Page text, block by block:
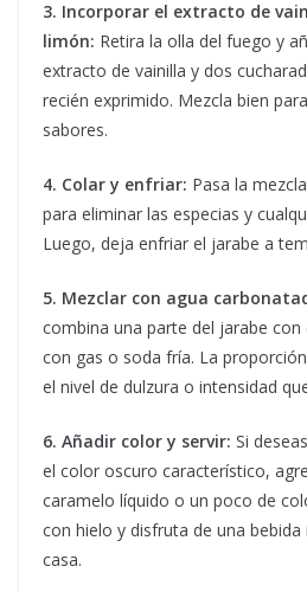
3. Incorporar el extracto de
limón: Retira la olla del fuego y
extracto de vainilla y dos
recién exprimido. Mezcla bien
sabores.
4. Colar y enfriar: Pasa la
para eliminar las especias y
Luego, deja enfriar el jarabe a
5. Mezclar con agua
combina una parte del jarabe con
con gas o soda fría. La
el nivel de dulzura o intensidad
6. Añadir color y servir: Si
el color oscuro característico,
caramelo líquido o un poco de
con hielo y disfruta de una
casa.